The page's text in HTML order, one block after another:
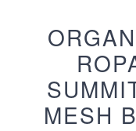
MESH